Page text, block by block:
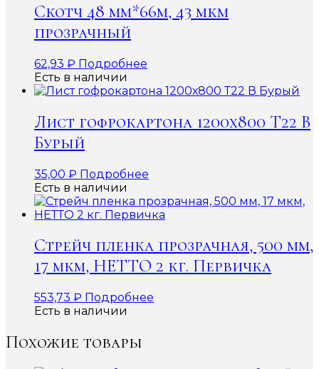
Скотч 48 мм*66м, 43 мкм
прозрачный
62,93 ₽ Подробнее
Есть в наличии
Лист гофрокартона 1200х800 Т22 В
Бурый
35,00 ₽ Подробнее
Есть в наличии
Стрейч пленка прозрачная, 500 мм,
17 мкм, НЕТТО 2 кг. Первичка
553,73 ₽ Подробнее
Есть в наличии
Похожие товары